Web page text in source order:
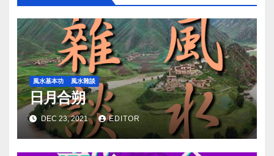
風水基本功 風水雜談
日月合朔
DEC 23, 2021 EDITOR